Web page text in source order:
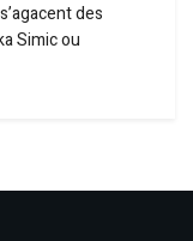
des
Simic ou